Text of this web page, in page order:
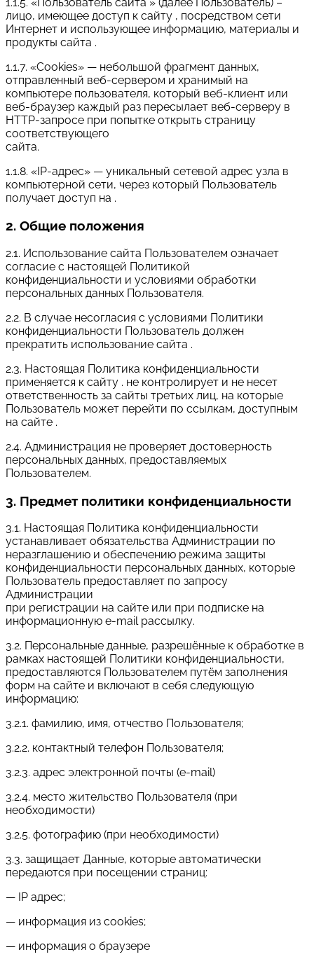
1.1.5. «Пользователь сайта » (далее Пользователь) –
лицо, имеющее доступ к сайту , посредством сети
Интернет и использующее информацию, материалы и
продукты сайта .
1.1.7. «Cookies» — небольшой фрагмент данных,
отправленный веб-сервером и хранимый на
компьютере пользователя, который веб-клиент или
веб-браузер каждый раз пересылает веб-серверу в
HTTP-запросе при попытке открыть страницу
соответствующего
сайта.
1.1.8. «IP-адрес» — уникальный сетевой адрес узла в
компьютерной сети, через который Пользователь
получает доступ на .
2. Общие положения
2.1. Использование сайта Пользователем означает
согласие с настоящей Политикой
конфиденциальности и условиями обработки
персональных данных Пользователя.
2.2. В случае несогласия с условиями Политики
конфиденциальности Пользователь должен
прекратить использование сайта .
2.3. Настоящая Политика конфиденциальности
применяется к сайту . не контролирует и не несет
ответственность за сайты третьих лиц, на которые
Пользователь может перейти по ссылкам, доступным
на сайте .
2.4. Администрация не проверяет достоверность
персональных данных, предоставляемых
Пользователем.
3. Предмет политики конфиденциальности
3.1. Настоящая Политика конфиденциальности
устанавливает обязательства Администрации по
неразглашению и обеспечению режима защиты
конфиденциальности персональных данных, которые
Пользователь предоставляет по запросу
Администрации
при регистрации на сайте или при подписке на
информационную e-mail рассылку.
3.2. Персональные данные, разрешённые к обработке в
рамках настоящей Политики конфиденциальности,
предоставляются Пользователем путём заполнения
форм на сайте и включают в себя следующую
информацию:
3.2.1. фамилию, имя, отчество Пользователя;
3.2.2. контактный телефон Пользователя;
3.2.3. адрес электронной почты (e-mail)
3.2.4. место жительство Пользователя (при
необходимости)
3.2.5. фотографию (при необходимости)
3.3. защищает Данные, которые автоматически
передаются при посещении страниц:
— IP адрес;
— информация из cookies;
— информация о браузере